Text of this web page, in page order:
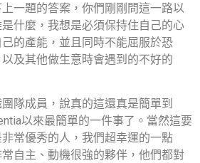
一題的答案，你們剛剛問這一路以
什麼，我想是必須保持住自己的心
的產能，並且同時不能屈服於恐
及其他做生意時會遇到的不好的
隊成員，說真的這還真是簡單到
以來最簡單的一件事了。當然這要
常優秀的人，我們超幸運的一點
自主、動機很強的夥伴，他們都對